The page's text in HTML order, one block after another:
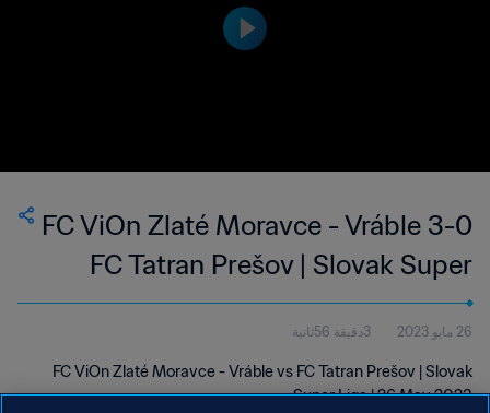
FC ViOn Zlaté Moravce - Vráble 3-0
FC Tatran Prešov | Slovak Super
Liga | 26 May 2023
26 مايو 2023 3دقيقة 56ثانية
FC ViOn Zlaté Moravce - Vráble vs FC Tatran Prešov | Slovak
Super Liga | 26 May 2023